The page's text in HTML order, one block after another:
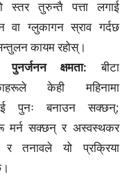
स्तर तुरुन्तै पत्ता लगाई
वा ग्लुकागन स्राव गर्दछ
कायम रहोस्।
पुनर्जनन क्षमता: बीटा
केही महिनामा
पुनः बनाउन सक्छन्;
मर्न सक्छन् र अस्वस्थकर
तनावले यो प्रक्रिया